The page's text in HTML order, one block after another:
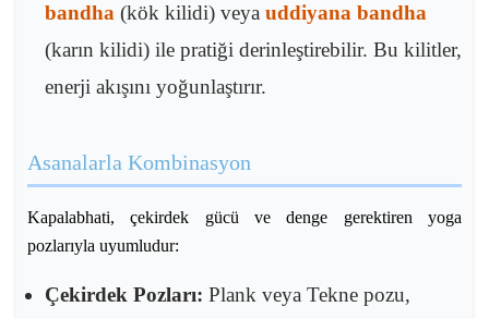
bandha (kök kilidi) veya uddiyana bandha
(karın kilidi) ile pratiği derinleştirebilir. Bu kilitler,
enerji akışını yoğunlaştırır.
Asanalarla Kombinasyon
Kapalabhati, çekirdek gücü ve denge gerektiren yoga
pozlarıyla uyumludur:
Çekirdek Pozları: Plank veya Tekne pozu,